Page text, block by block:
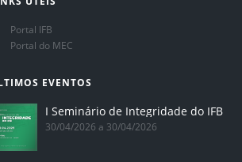
Portal IFB
Portal do MEC
EVENTOS
I Seminário de Integridade do IFB
30/04/2026 a 30/04/2026